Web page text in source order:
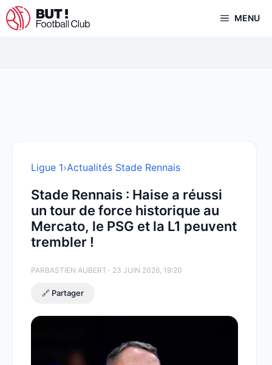
Aller
au
MENU
Ligue 1›Actualités Stade Rennais
Stade Rennais : Haise a réussi
un tour de force historique au
Mercato, le PSG et la L1 peuvent
trembler !
PARBASTIEN AUBERT- 23 JUIN 2026, 19:20
🔗 Partager